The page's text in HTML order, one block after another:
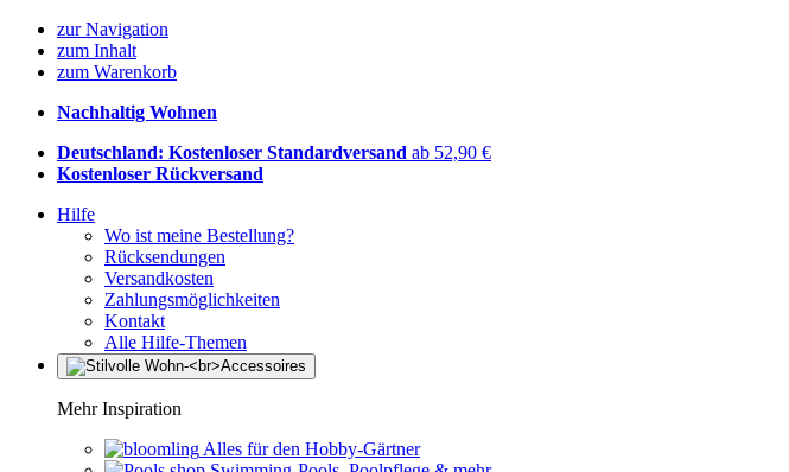
zur Navigation
zum Inhalt
zum Warenkorb
Nachhaltig Wohnen
Deutschland: Kostenloser Standardversand ab 52,90 €
Kostenloser Rückversand
Hilfe
Wo ist meine Bestellung?
Rücksendungen
Versandkosten
Zahlungsmöglichkeiten
Kontakt
Alle Hilfe-Themen
Mehr Inspiration
Alles für den Hobby-Gärtner